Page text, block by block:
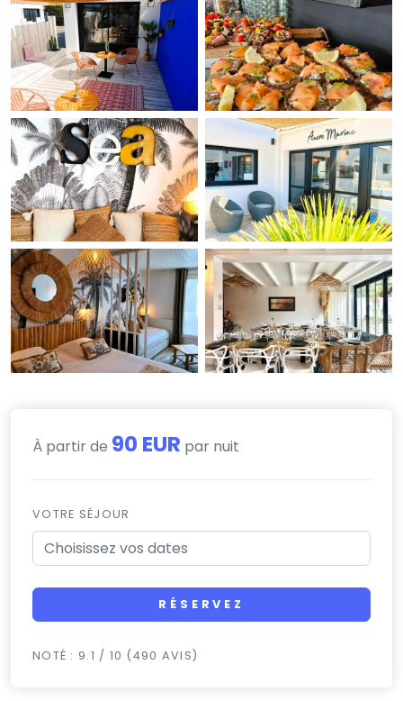
À partir de 90 EUR par nuit
VOTRE SÉJOUR
RÉSERVEZ
NOTÉ : 9.1 / 10 (490 AVIS)